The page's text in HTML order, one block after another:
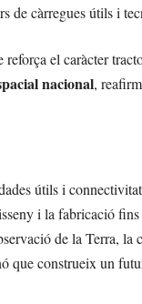
de càrregues útils i
reforça el caràcter
nacional,
útils i
i la fabricació
de la Terra, la
que construeix un